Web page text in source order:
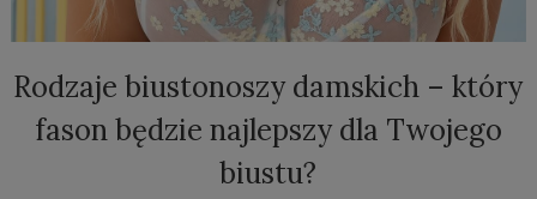
Rodzaje biustonoszy damskich – który
fason będzie najlepszy dla Twojego
biustu?